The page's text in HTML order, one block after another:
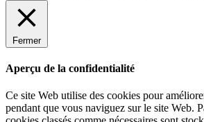
Fermer
Aperçu de la confidentialité
Ce site Web utilise des cookies pour
pendant que vous naviguez sur le site Web.